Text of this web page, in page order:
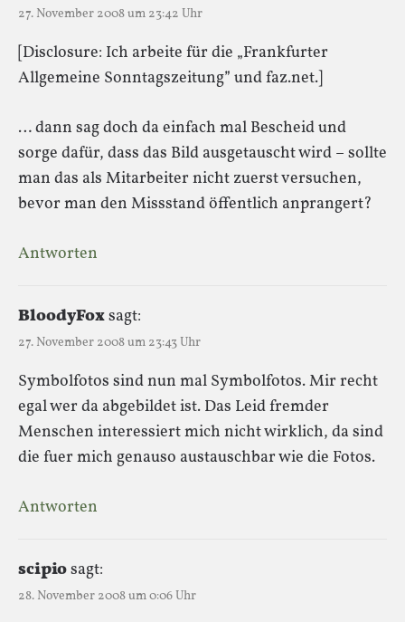
27. November 2008 um 23:42 Uhr
[Disclosure: Ich arbeite für die „Frankfurter
Allgemeine Sonntagszeitung” und faz.net.]
… dann sag doch da einfach mal Bescheid und
sorge dafür, dass das Bild ausgetauscht wird – sollte
man das als Mitarbeiter nicht zuerst versuchen,
bevor man den Missstand öffentlich anprangert?
Antworten
BloodyFoxsagt:
27. November 2008 um 23:43 Uhr
Symbolfotos sind nun mal Symbolfotos. Mir recht
egal wer da abgebildet ist. Das Leid fremder
Menschen interessiert mich nicht wirklich, da sind
die fuer mich genauso austauschbar wie die Fotos.
Antworten
scipiosagt:
28. November 2008 um 0:06 Uhr